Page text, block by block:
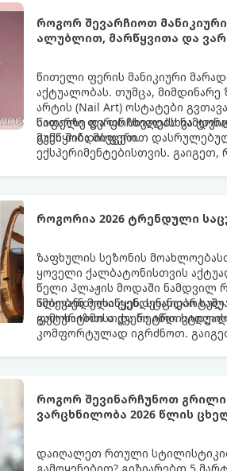
როგორ შევარჩიოთ
ალუბლით, მარწყვითა და
წითელი ფერის მანიკიური
აქტუალობას. თუმცა,
არტის (Nail Art) ოსტატები
საფარზე და ფრჩხილებს
განწყობა მივცეთ.
წითელი ფერის სხვადასხვა
მუქი შინდისფერით
ექსპერიმენტებისთვის. გაიგეთ,
როგორია 2026 ტრენდული
ზაფხულის სეზონის
ყოველი ქალბატონისთვის
წელი პლაჟის მოდაში ნამდვილ
ამბობენ მოსაწყენ,
ფუტურიზმისა და რეტრო
წლევანდელი ტენდენციები
გამოხატოთ თქვენი
კომფორტულად იგრძნოთ.
როგორ შევინარჩუნოთ გრილი
ვარცხნილობა 2026 წლის
დაიღალეთ რთული